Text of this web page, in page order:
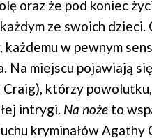
oraz że pod koniec
ze swoich
w pewnym
Na miejscu pojawiają
którzy
intrygi. Na noże to
kryminałów Agathy